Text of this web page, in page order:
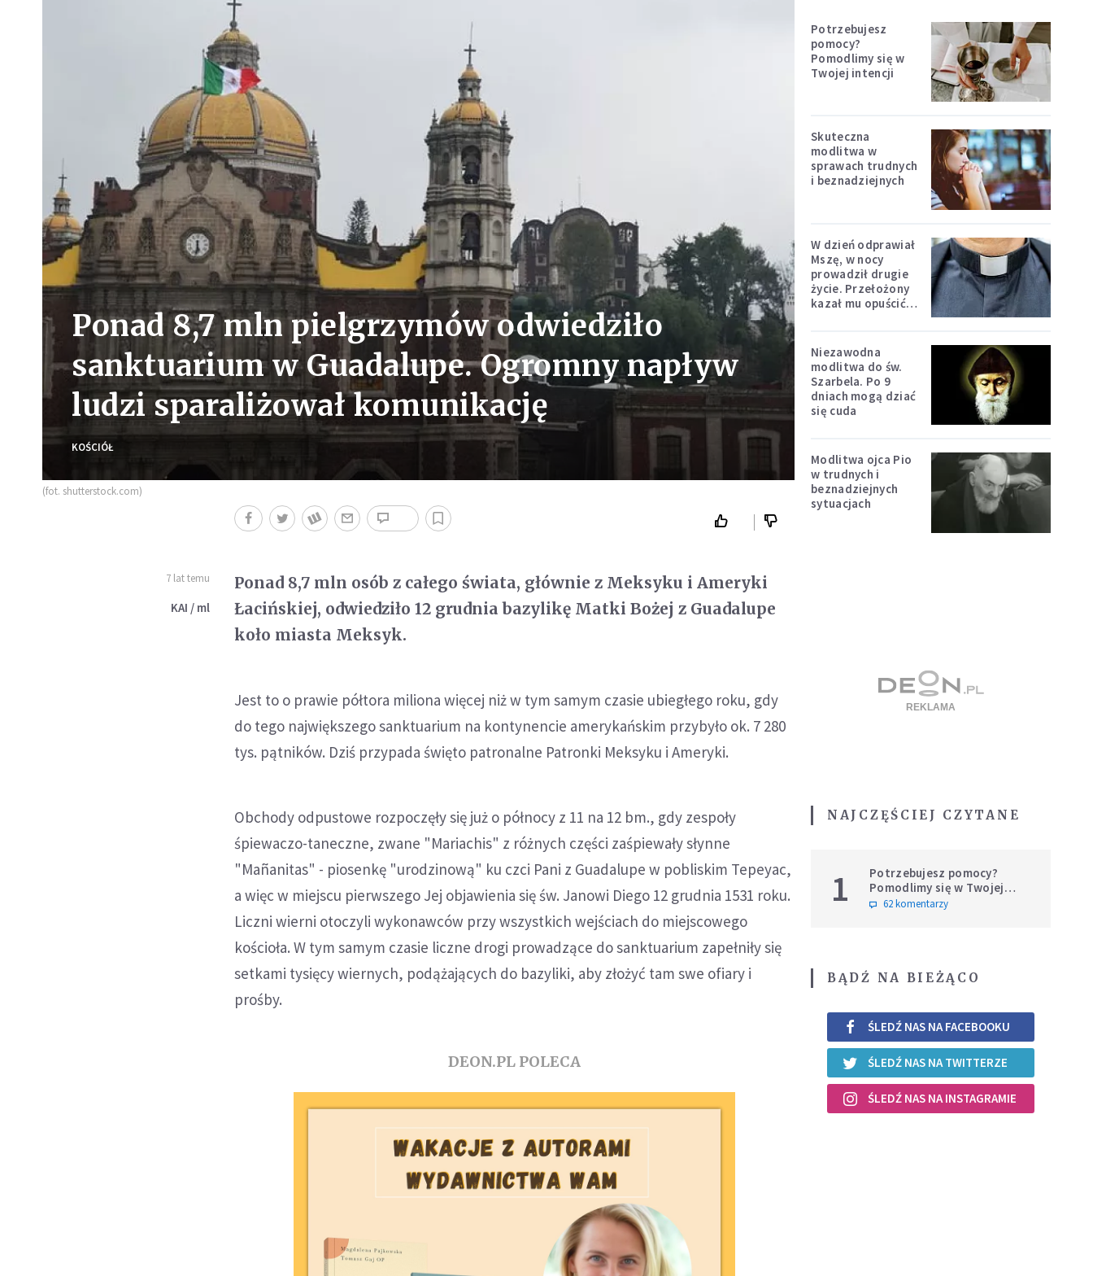
Ponad 8,7 mln pielgrzymów odwiedziło
sanktuarium w Guadalupe. Ogromny napływ
ludzi sparaliżował komunikację
KOŚCIÓŁ
(fot. shutterstock.com)
7 lat temu
KAI / ml
Ponad 8,7 mln osób z całego świata, głównie z Meksyku i Ameryki
Łacińskiej, odwiedziło 12 grudnia bazylikę Matki Bożej z Guadalupe
koło miasta Meksyk.
Jest to o prawie półtora miliona więcej niż w tym samym czasie ubiegłego roku, gdy
do tego największego sanktuarium na kontynencie amerykańskim przybyło ok. 7 280
tys. pątników. Dziś przypada święto patronalne Patronki Meksyku i Ameryki.
Obchody odpustowe rozpoczęły się już o północy z 11 na 12 bm., gdy zespoły
śpiewaczo-taneczne, zwane "Mariachis" z różnych części zaśpiewały słynne
"Mañanitas" - piosenkę "urodzinową" ku czci Pani z Guadalupe w pobliskim Tepeyac,
a więc w miejscu pierwszego Jej objawienia się św. Janowi Diego 12 grudnia 1531 roku.
Liczni wierni otoczyli wykonawców przy wszystkich wejściach do miejscowego
kościoła. W tym samym czasie liczne drogi prowadzące do sanktuarium zapełniły się
setkami tysięcy wiernych, podążających do bazyliki, aby złożyć tam swe ofiary i
prośby.
DEON.PL POLECA
Potrzebujesz
pomocy?
Pomodlimy się w
Twojej intencji
Skuteczna
modlitwa w
sprawach trudnych
i beznadziejnych
W dzień odprawiał
Mszę, w nocy
prowadził drugie
życie. Przełożony
kazał mu opuścić
Niezawodna
modlitwa do św.
Szarbela. Po 9
dniach mogą dziać
się cuda
Modlitwa ojca Pio
w trudnych i
beznadziejnych
sytuacjach
NAJCZĘŚCIEJ CZYTANE
1
Potrzebujesz pomocy?
Pomodlimy się w Twojej
intencji
62 komentarzy
BĄDŹ NA BIEŻĄCO
ŚLEDŹ NAS NA FACEBOOKU
ŚLEDŹ NAS NA TWITTERZE
ŚLEDŹ NAS NA INSTAGRAMIE